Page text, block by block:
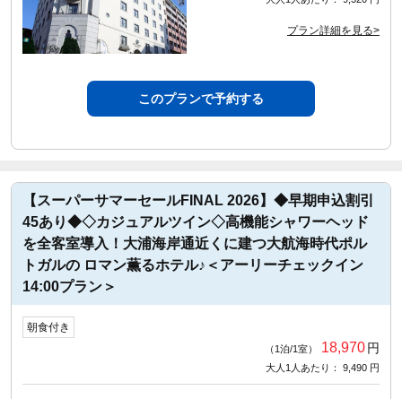
プラン詳細を見る>
このプランで予約する
【スーパーサマーセールFINAL 2026】◆早期申込割引
45あり◆◇カジュアルツイン◇高機能シャワーヘッド
を全客室導入！大浦海岸通近くに建つ大航海時代ポル
トガルの ロマン薫るホテル♪＜アーリーチェックイン
14:00プラン＞
朝食付き
（1泊/1室） 18,970円
大人1人あたり： 9,490 円